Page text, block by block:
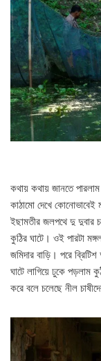
কথায় কথায় জানতে
কাঠামো দেখে
ইছামতীর জলপথে দু দুবার
কুঠির ঘাটে। ওই পারটা
জমিদার বাড়ি। পরে
ঘাটে লাগিয়ে ঢুকে
করে বলে চলেছে নীল